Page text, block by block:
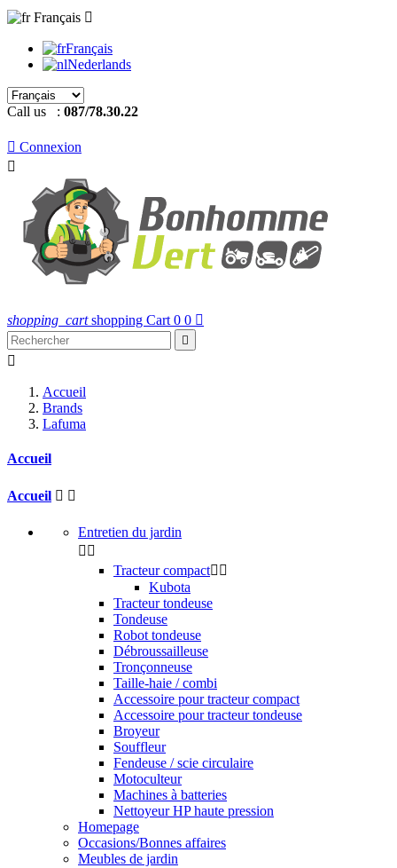
Français 
Français
Nederlands
Call us : 087/78.30.22
 Connexion

shopping_cart shopping Cart 0 0 


Accueil
Brands
Lafuma
Accueil
Accueil  
Entretien du jardin
 
Tracteur compact 
Kubota
Tracteur tondeuse
Tondeuse
Robot tondeuse
Débroussailleuse
Tronçonneuse
Taille-haie / combi
Accessoire pour tracteur compact
Accessoire pour tracteur tondeuse
Broyeur
Souffleur
Fendeuse / scie circulaire
Motoculteur
Machines à batteries
Nettoyeur HP haute pression
Homepage
Occasions/Bonnes affaires
Meubles de jardin